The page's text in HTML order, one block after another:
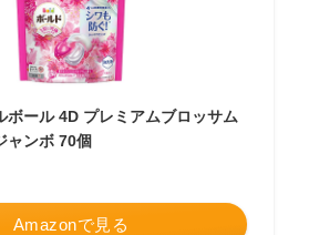
ボール 4D プレミアムブロッサム
ャンボ 70個
Amazonで見る